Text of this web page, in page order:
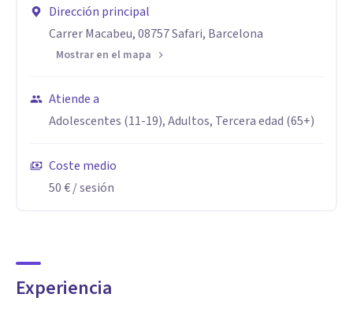
Dirección principal
Carrer Macabeu, 08757 Safari, Barcelona
Mostrar en el mapa
Atiende a
Adolescentes (11-19), Adultos, Tercera edad (65+)
Coste medio
50 €/ sesión
Experiencia